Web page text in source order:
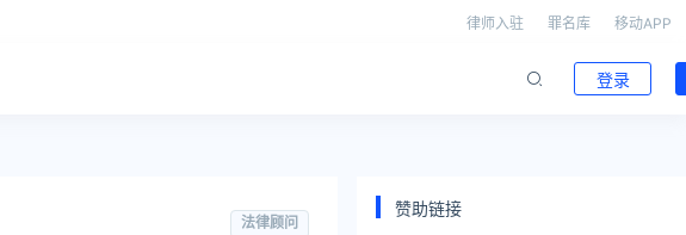
律师入驻 罪名库 移动APP
登录
法律顾问
赞助链接